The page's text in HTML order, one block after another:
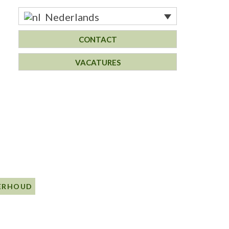
Nederlands
CONTACT
VACATURES